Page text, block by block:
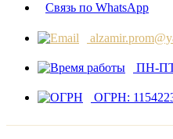
Связь по WhatsApp
ПН-ПТ
ОГРН: